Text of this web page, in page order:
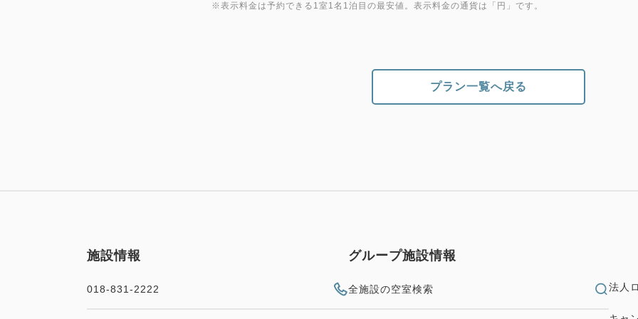
※表示料金は予約できる1室1名1泊目の最安値。表示料金の通貨は「円」です。
プラン一覧へ戻る
施設情報
018-831-2222
グループ施設情報
全施設の空室検索 法人